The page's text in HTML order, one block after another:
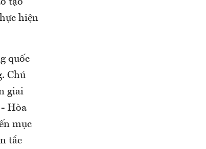
tạo
hiện
quốc
Chú
giai
Hòa
mục
tắc